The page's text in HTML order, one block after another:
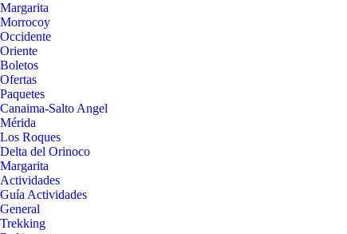
Margarita
Morrocoy
Occidente
Oriente
Boletos
Ofertas
Paquetes
Canaima-Salto Angel
Mérida
Los Roques
Delta del Orinoco
Margarita
Actividades
Guía Actividades
General
Trekking